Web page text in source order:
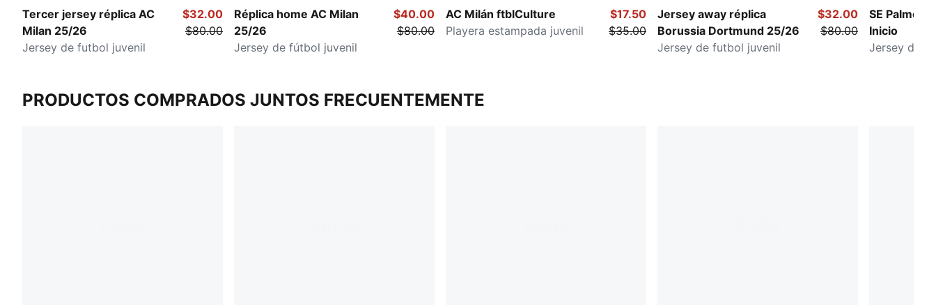
Tercer jersey réplica AC
Milan 25/26
Jersey de futbol juvenil
$32.00
$80.00
Réplica home AC Milan
25/26
Jersey de fútbol juvenil
$40.00
$80.00
AC Milán ftblCulture
Playera estampada juvenil
$17.50
$35.00
Jersey away réplica
Borussia Dortmund 25/26
Jersey de futbol juvenil
$32.00
$80.00
SE
Inicio
Jersey de
PRODUCTOS COMPRADOS JUNTOS FRECUENTEMENTE